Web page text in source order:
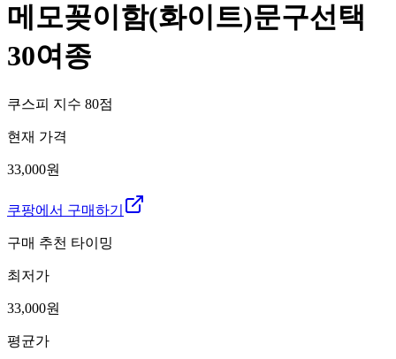
메모꽂이함(화이트)문구선택
30여종
쿠스피 지수 80점
현재 가격
33,000원
쿠팡에서 구매하기
구매 추천 타이밍
최저가
33,000원
평균가